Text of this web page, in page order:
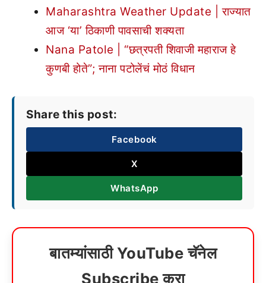
Maharashtra Weather Update | राज्यात
आज ‘या’ ठिकाणी पावसाची शक्यता
Nana Patole | “छत्रपती शिवाजी महाराज हे
कुणबी होते”; नाना पटोलेंचं मोठं विधान
Share this post:
Facebook
X
WhatsApp
बातम्यांसाठी YouTube चॅनेल
Subscribe करा